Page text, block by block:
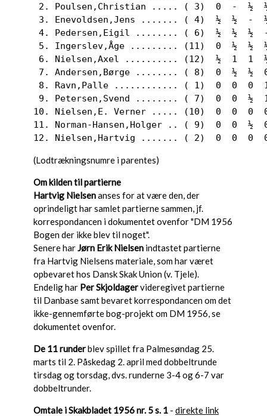
2. Poulsen,Christian ..... ( 3)  0  -  ½
3. Enevoldsen,Jens ....... ( 4)  ½  ½  -
4. Pedersen,Eigil ........ ( 6)  ½  ½  ½
5. Ingerslev,Åge ......... (11)  0  ½  ½
6. Nielsen,Axel .......... (12)  ½  1  1
7. Andersen,Børge ........ ( 8)  0  ½  ½
8. Ravn,Palle ............ ( 1)  0  0  0
9. Petersen,Svend ........ ( 7)  0  0  ½
10. Nielsen,E. Verner ..... (10)  0  0
11. Norman-Hansen,Holger .. ( 9)  0  0
12. Nielsen,Hartvig ....... ( 2)  0  0  0
(Lodtrækningsnumre i parentes)
Om kilden til partierne
Hartvig Nielsenanses for at være den, der
oprindeligt har samlet partierne sammen, jf.
korrespondancen i dokumentet ovenfor "DM 1956
Bogen der ikke blev til noget".
Senere harJørn Erik Nielsen indtastet partierne
fra Hartvig Nielsens materiale, som har været
opbevaret hos Dansk Skak Union (v. Tjele).
Endelig har Per Skjoldagervideregivet partierne
til Danbase samt bevaret korrespondancen om det
ikke-gennemførte bog-projekt om DM 1956, se
dokumentet ovenfor.
De 11 runderblev spillet fra Palmesøndag 25.
marts til 2. Påskedag 2. april med dobbeltrunde
tirsdag og torsdag, dvs. runderne 3-4 og 6-7 var
dobbeltrunder.
Omtale i Skakbladet 1956 nr. 5 s. 1 - direkte link